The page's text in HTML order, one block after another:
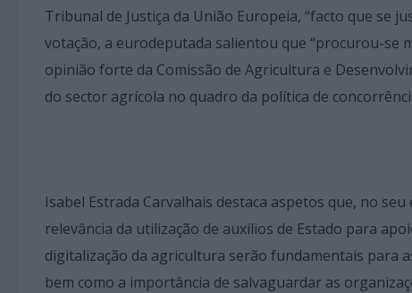
Tribunal de Justiça da União Europeia, “facto que se
votação, a eurodeputada salientou que “procurou-
opinião forte da Comissão de Agricultura e
do sector agrícola no quadro da política de
Isabel Estrada Carvalhais destaca aspetos que, no
relevância da utilização de auxílios de Estado para
digitalização da agricultura serão fundamentais para
bem como a importância de salvaguardar as